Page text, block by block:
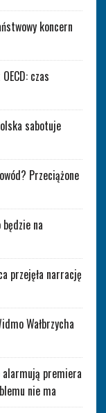
koncern
czas
sabotuje
Przeciążone
na
przejęła narrację
Wałbrzycha
alarmują premiera
nie ma